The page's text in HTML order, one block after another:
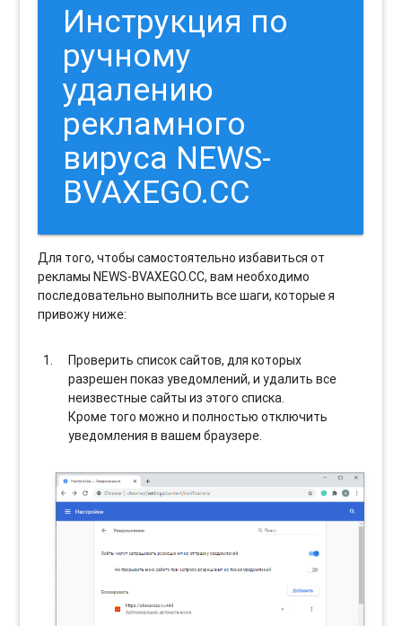
Инструкция по
ручному
удалению
рекламного
вируса NEWS-
BVAXEGO.CC
Для того, чтобы самостоятельно избавиться от
рекламы NEWS-BVAXEGO.CC, вам необходимо
последовательно выполнить все шаги, которые я
привожу ниже:
Проверить список сайтов, для которых
разрешен показ уведомлений, и удалить все
неизвестные сайты из этого списка.
Кроме того можно и полностью отключить
уведомления в вашем браузере.